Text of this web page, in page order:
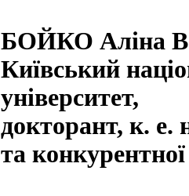
БОЙКО Аліна
Київський
університет,
докторант, к. е.
та